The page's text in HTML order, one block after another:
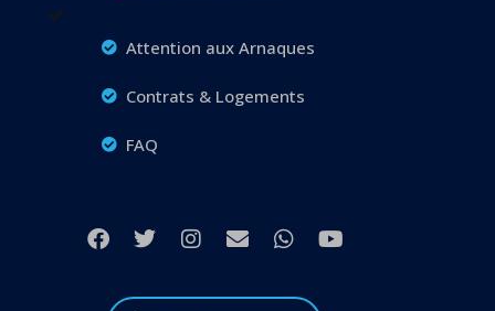
Attention aux Arnaques
Contrats & Logements
FAQ